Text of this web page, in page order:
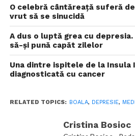
O celebră cântăreață suferă
vrut să se sinucidă
A dus o luptă grea cu depresia.
să-și pună capăt zilelor
Una dintre ispitele de la Insula
diagnosticată cu cancer
RELATED TOPICS: BOALA, DEPRESIE,
Cristina Bosioc